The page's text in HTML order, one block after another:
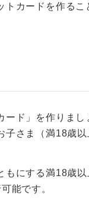
カードを作るこ
ド」を作りま
さま（満18歳
にする満18歳
能です。